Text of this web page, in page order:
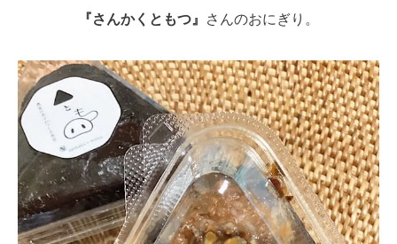
『さんかくともつ』 さんのおにぎり。